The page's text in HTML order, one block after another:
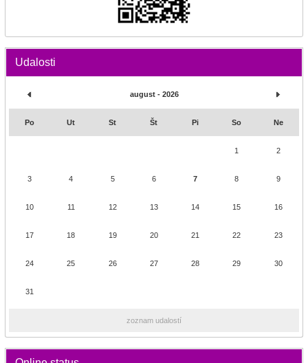
Udalosti
august - 2026
Po Ut St Št Pi So Ne
1 2
3 4 5 6 7 8 9
10 11 12 13 14 15 16
17 18 19 20 21 22 23
24 25 26 27 28 29 30
31
zoznam udalostí